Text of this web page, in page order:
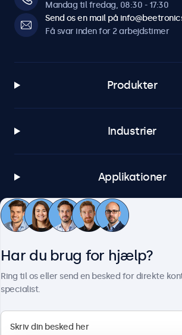
Mandag til fredag, 08:30 - 17:30
Send os en mail på
Få svar inden for 2 arbejdstimer
Produkter
Industrier
Applikationer
Kundeservice
Har du brug for hjælp?
Ring til os eller send en besked for direkte
specialist.